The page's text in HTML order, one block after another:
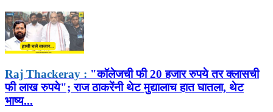
Raj Thackeray : "कॉलेजची फी 20 हजार रुपये तर क्लासची
फी लाख रुपये"; राज ठाकरेंनी थेट मुद्यालाच हात घातला, थेट
भाष्य...